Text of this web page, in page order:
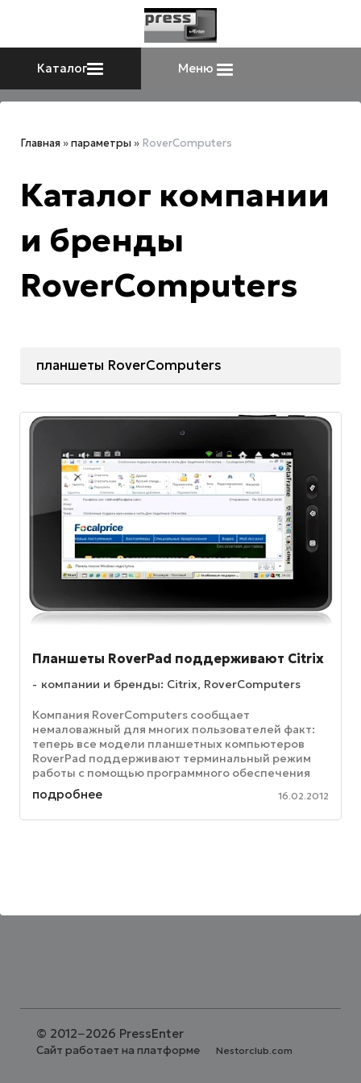
Каталог Меню
Главная »параметры » RoverComputers
Каталог компании
и бренды
RoverComputers
планшеты RoverComputers
Планшеты RoverPad поддерживают Citrix
компании и бренды: Citrix, RoverComputers
Компания RoverComputers сообщает
немаловажный для многих пользователей факт:
теперь все модели планшетных компьютеров
RoverPad поддерживают терминальный режим
работы с помощью программного обеспечения
Citrix. Citrix осуществляет построение ...
подробнее 16.02.2012
© 2012−2026 PressEnter
Сайт работает на платформе Nestorclub.com